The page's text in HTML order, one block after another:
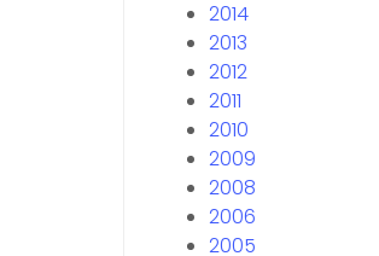
2014
2013
2012
2011
2010
2009
2008
2006
2005